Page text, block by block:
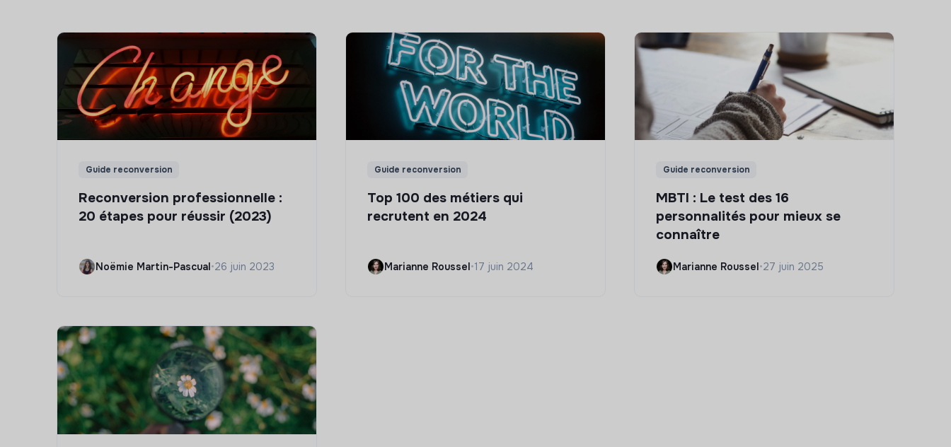
Guide reconversion
Reconversion professionnelle :
20 étapes pour réussir (2023)
Noëmie Martin-Pascual•26 juin 2023
Guide reconversion
Top 100 des métiers qui
recrutent en 2024
Marianne Roussel•17 juin 2024
Guide reconversion
MBTI : Le test des 16
personnalités pour mieux se
connaître
Marianne Roussel•27 juin 2025